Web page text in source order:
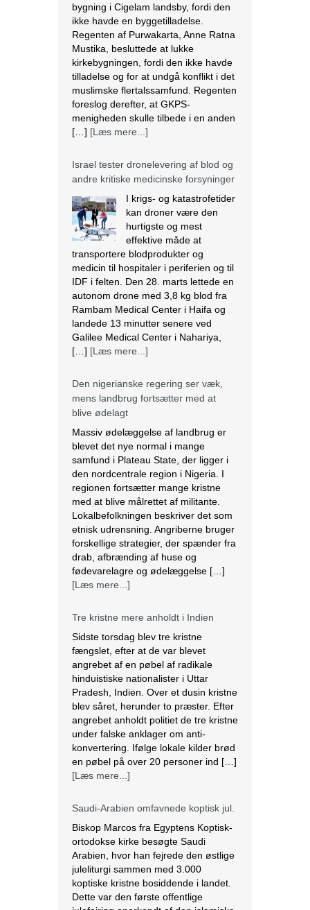
bygning i Cigelam landsby, fordi den
ikke havde en byggetilladelse.
Regenten af Purwakarta, Anne Ratna
Mustika, besluttede at lukke
kirkebygningen, fordi den ikke havde
tilladelse og for at undgå konflikt i det
muslimske flertalssamfund. Regenten
foreslog derefter, at GKPS-
menigheden skulle tilbede i en anden
[…] [Læs mere...]
Israel tester dronelevering af blod og
andre kritiske medicinske forsyninger
I krigs- og katastrofetider
kan droner være den
hurtigste og mest
effektive måde at
transportere blodprodukter og
medicin til hospitaler i periferien og til
IDF i felten. Den 28. marts lettede en
autonom drone med 3,8 kg blod fra
Rambam Medical Center i Haifa og
landede 13 minutter senere ved
Galilee Medical Center i Nahariya,
[…] [Læs mere...]
Den nigerianske regering ser væk,
mens landbrug fortsætter med at
blive ødelagt
Massiv ødelæggelse af landbrug er
blevet det nye normal i mange
samfund i Plateau State, der ligger i
den nordcentrale region i Nigeria. I
regionen fortsætter mange kristne
med at blive målrettet af militante.
Lokalbefolkningen beskriver det som
etnisk udrensning. Angriberne bruger
forskellige strategier, der spænder fra
drab, afbrænding af huse og
fødevarelagre og ødelæggelse […]
[Læs mere...]
Tre kristne mere anholdt i Indien
Sidste torsdag blev tre kristne
fængslet, efter at de var blevet
angrebet af en pøbel af radikale
hinduistiske nationalister i Uttar
Pradesh, Indien. Over et dusin kristne
blev såret, herunder to præster. Efter
angrebet anholdt politiet de tre kristne
under falske anklager om anti-
konvertering. Ifølge lokale kilder brød
en pøbel på over 20 personer ind […]
[Læs mere...]
Saudi-Arabien omfavnede koptisk jul.
Biskop Marcos fra Egyptens Koptisk-
ortodokse kirke besøgte Saudi
Arabien, hvor han fejrede den østlige
juleliturgi sammen med 3.000
koptiske kristne bosiddende i landet.
Dette var den første offentlige